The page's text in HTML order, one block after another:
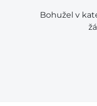
Bohužel v